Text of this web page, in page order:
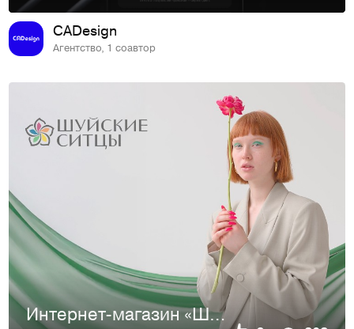
CADesign
Агентство, 1 соавтор
Интернет-магазин «Шуйские ситцы»